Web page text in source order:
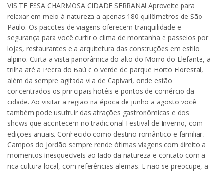
VISITE ESSA CHARMOSA CIDADE SERRANA! Aproveite para
relaxar em meio à natureza a apenas 180 quilômetros de São
Paulo. Os pacotes de viagens oferecem tranquilidade e
segurança para você curtir o clima de montanha e passeios por
lojas, restaurantes e a arquitetura das construções em estilo
alpino. Curta a vista panorâmica do alto do Morro do Elefante, a
trilha até a Pedra do Baú e o verde do parque Horto Florestal,
além da sempre agitada vila de Capivari, onde estão
concentrados os principais hotéis e pontos de comércio da
cidade. Ao visitar a região na época de junho a agosto você
também pode usufruir das atrações gastronômicas e dos
shows que acontecem no tradicional Festival de Inverno, com
edições anuais. Conhecido como destino romântico e familiar,
Campos do Jordão sempre rende ótimas viagens com direito a
momentos inesquecíveis ao lado da natureza e contato com a
rica cultura local, com referências alemãs. E não se preocupe, a